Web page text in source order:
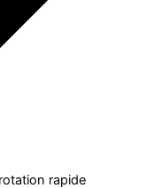
rapide